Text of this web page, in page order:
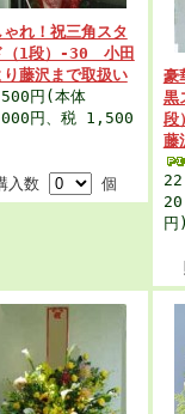
ゃれ！祝三角スタ
（1段）-30 小田
り藤沢まで取扱い
円 (本体
円、税 1,500
入数 個
豪
黒
段
藤